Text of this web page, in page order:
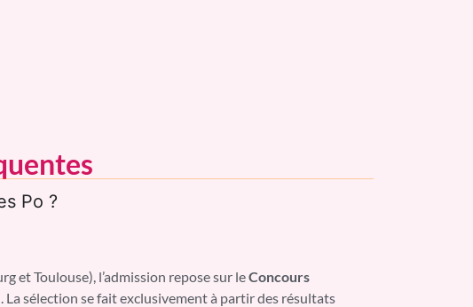
Po ?
et Toulouse), l’admission repose sur leConcours
. La sélection se fait exclusivement à partir des résultats